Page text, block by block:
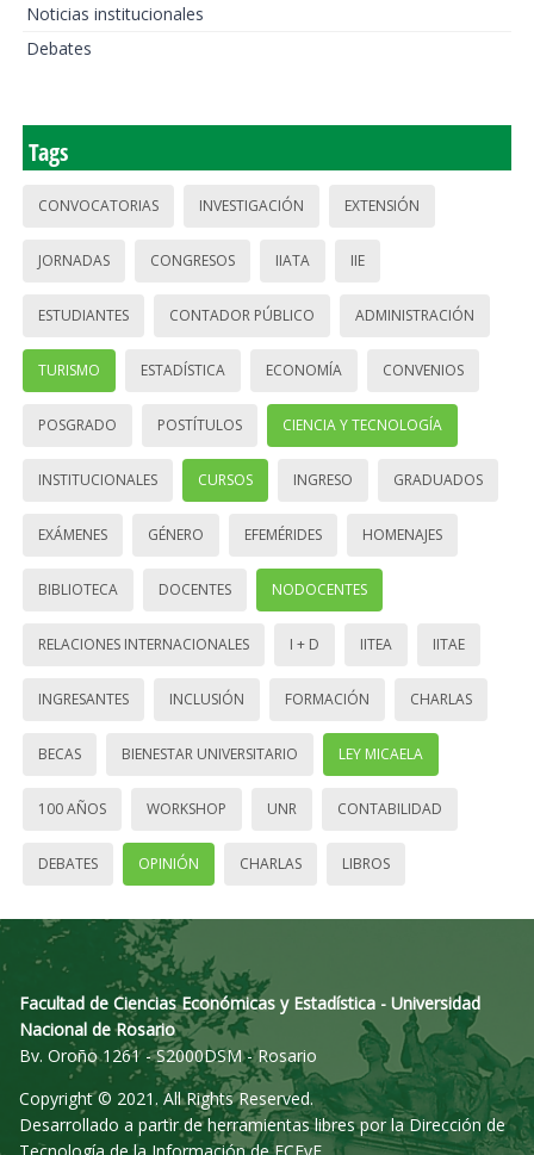
Noticias institucionales
Debates
Tags
CONVOCATORIAS INVESTIGACIÓN EXTENSIÓN
JORNADAS CONGRESOS IIATA IIE
ESTUDIANTES CONTADOR PÚBLICO ADMINISTRACIÓN
TURISMO ESTADÍSTICA ECONOMÍA CONVENIOS
POSGRADO POSTÍTULOS CIENCIA Y TECNOLOGÍA
INSTITUCIONALES CURSOS INGRESO GRADUADOS
EXÁMENES GÉNERO EFEMÉRIDES HOMENAJES
BIBLIOTECA DOCENTES NODOCENTES
RELACIONES INTERNACIONALES I + D IITEA IITAE
INGRESANTES INCLUSIÓN FORMACIÓN CHARLAS
BECAS BIENESTAR UNIVERSITARIO LEY MICAELA
100 AÑOS WORKSHOP UNR CONTABILIDAD
DEBATES OPINIÓN CHARLAS LIBROS
Facultad de Ciencias Económicas y Estadística - Universidad
Nacional de Rosario
Bv. Oroño 1261 - S2000DSM - Rosario
Copyright © 2021. All Rights Reserved.
Desarrollado a partir de herramientas libres por la Dirección de